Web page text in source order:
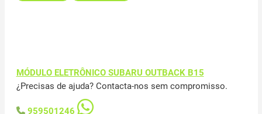
MÓDULO ELETRÔNICO SUBARU OUTBACK B15
¿Precisas de ajuda? Contacta-nos sem compromisso.
959501246